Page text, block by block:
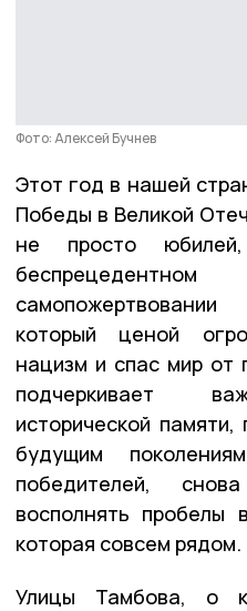
Фото: Алексей Бучнев
Этот год в нашей
Победы в Великой
не просто
который ценой
нацизм и спас мир от
подчеркивает
исторической
будущим
победителей,
восполнять пробелы
которая совсем рядом.
Улицы Тамбова, о